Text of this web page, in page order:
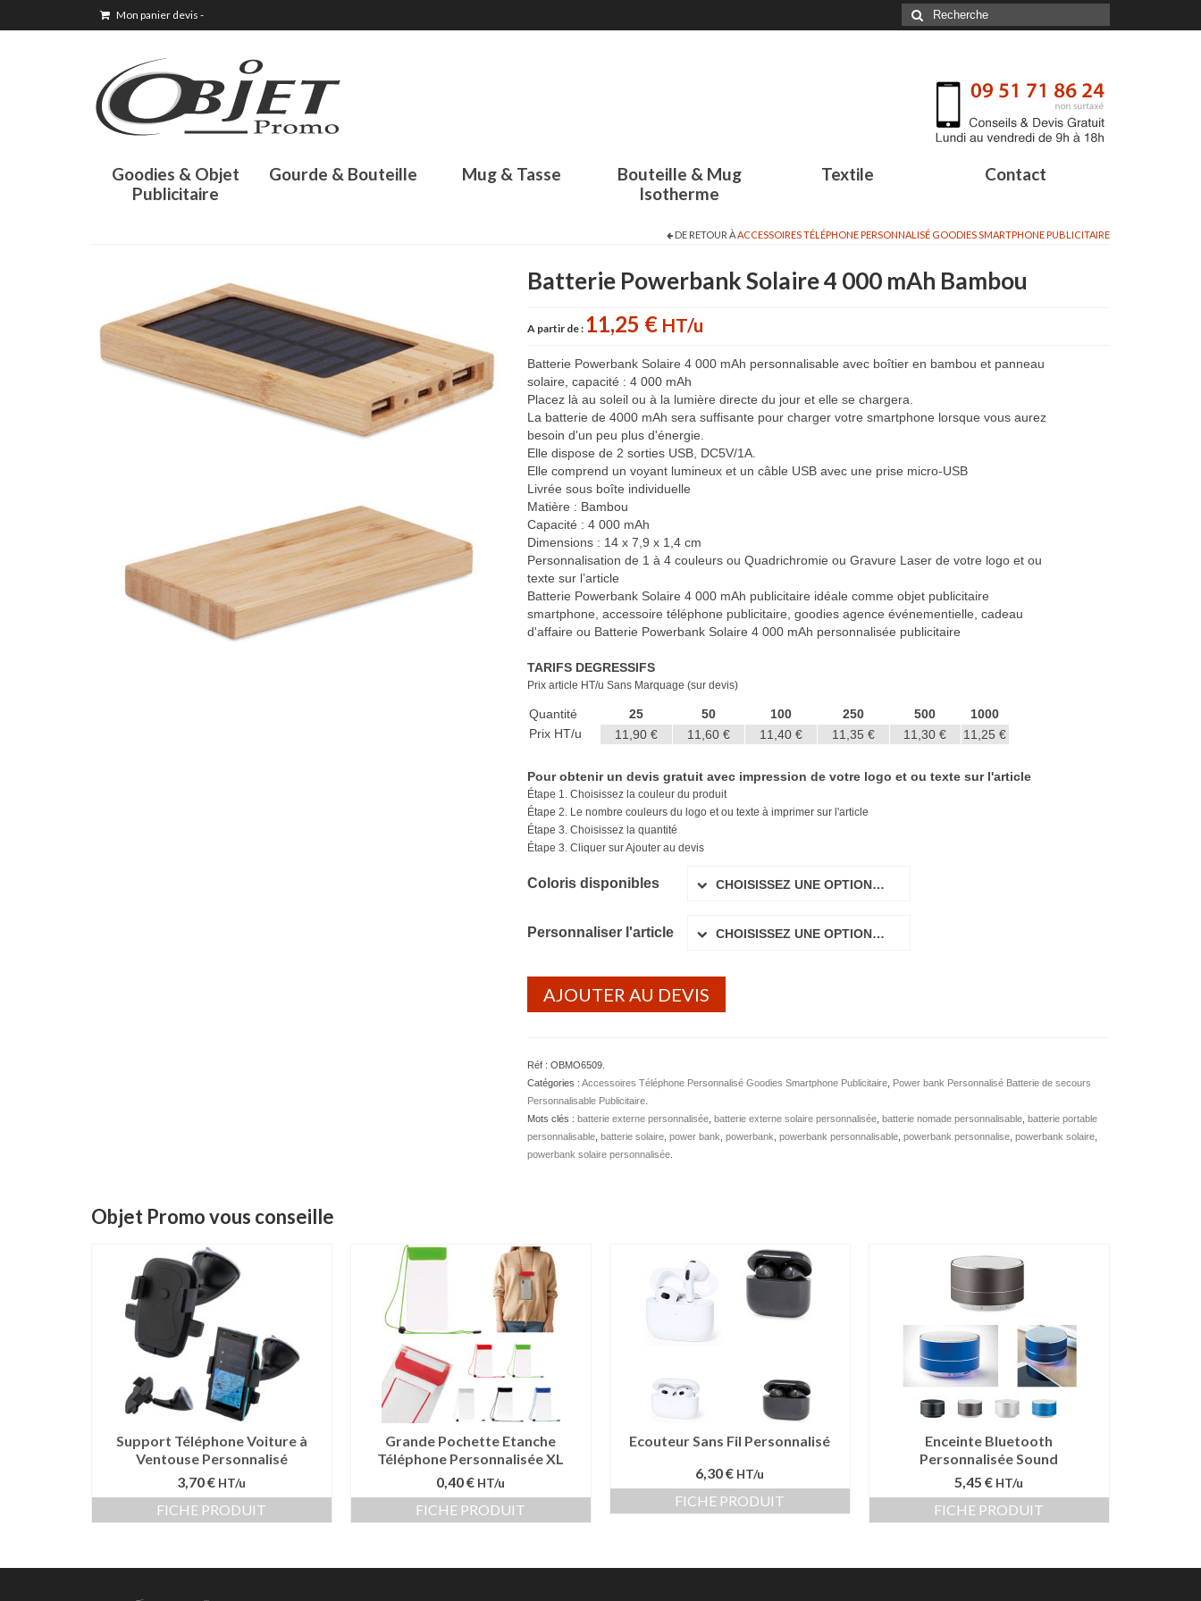
Mon panier devis -
Goodies & Objet
Publicitaire
Gourde & Bouteille Mug & Tasse
Bouteille & Mug
Isotherme
Textile Contact
DE RETOUR ÀACCESSOIRES TÉLÉPHONE PERSONNALISÉ GOODIES SMARTPHONE PUBLICITAIRE
Batterie Powerbank Solaire 4 000 mAh Bambou
A partir de : 11,25 € HT/u
Batterie Powerbank Solaire 4 000 mAh personnalisable avec boîtier en bambou et panneau
solaire, capacité : 4 000 mAh
Placez là au soleil ou à la lumière directe du jour et elle se chargera.
La batterie de 4000 mAh sera suffisante pour charger votre smartphone lorsque vous aurez
besoin d'un peu plus d'énergie.
Elle dispose de 2 sorties USB, DC5V/1A.
Elle comprend un voyant lumineux et un câble USB avec une prise micro-USB
Livrée sous boîte individuelle
Matière : Bambou
Capacité : 4 000 mAh
Dimensions : 14 x 7,9 x 1,4 cm
Personnalisation de 1 à 4 couleurs ou Quadrichromie ou Gravure Laser de votre logo et ou
texte sur l’article
Batterie Powerbank Solaire 4 000 mAh publicitaire idéale comme objet publicitaire
smartphone, accessoire téléphone publicitaire, goodies agence événementielle, cadeau
d'affaire ou Batterie Powerbank Solaire 4 000 mAh personnalisée publicitaire
TARIFS DEGRESSIFS
Prix article HT/u Sans Marquage (sur devis)
Quantité 25 50 100 250 500
1000
Prix HT/u
11,90 € 11,60 € 11,40 € 11,35 € 11,30 € 11,25 €
Pour obtenir un devis gratuit avec impression de votre logo et ou texte sur l'article
Étape 1. Choisissez la couleur du produit
Étape 2. Le nombre couleurs du logo et ou texte à imprimer sur l'article
Étape 3. Choisissez la quantité
Étape 3. Cliquer sur Ajouter au devis
Coloris disponibles CHOISISSEZ UNE OPTION…
Personnaliser l'article CHOISISSEZ UNE OPTION…
AJOUTER AU DEVIS
Réf : OBMO6509.
Catégories : Accessoires Téléphone Personnalisé Goodies Smartphone Publicitaire, Power bank Personnalisé Batterie de secours
Personnalisable Publicitaire.
Mots clés : batterie externe personnalisée, batterie externe solaire personnalisée, batterie nomade personnalisable, batterie portable
personnalisable, batterie solaire, power bank powerbank powerbank personnalisable, powerbank personnalise, powerbank solaire,
powerbank solaire personnalisée.
Objet Promo vous conseille
Support Téléphone Voiture à
Ventouse Personnalisé
3,70 € HT/u
FICHE PRODUIT
Grande Pochette Etanche
Téléphone Personnalisée XL
0,40 € HT/u
FICHE PRODUIT
Ecouteur Sans Fil Personnalisé
6,30 € HT/u
FICHE PRODUIT
Enceinte Bluetooth
Personnalisée Sound
5,45 € HT/u
FICHE PRODUIT